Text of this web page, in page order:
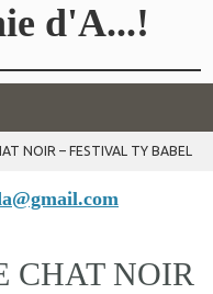
d'A...!
NOIR – FESTIVAL TY BABEL
CHAT NOIR